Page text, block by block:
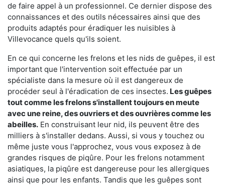
de faire appel à un professionnel. Ce dernier dispose des
connaissances et des outils nécessaires ainsi que des
produits adaptés pour éradiquer les nuisibles à
Villevocance quels qu'ils soient.
En ce qui concerne les frelons et les nids de guêpes, il est
important que l'intervention soit effectuée par un
spécialiste dans la mesure où il est dangereux de
procéder seul à l'éradication de ces insectes. Les guêpes
tout comme les frelons s'installent toujours en meute
avec une reine, des ouvriers et des ouvrières comme les
abeilles. En construisant leur nid, ils peuvent être des
milliers à s'installer dedans. Aussi, si vous y touchez ou
même juste vous l'approchez, vous vous exposez à de
grandes risques de piqûre. Pour les frelons notamment
asiatiques, la piqûre est dangereuse pour les allergiques
ainsi que pour les enfants. Tandis que les guêpes sont